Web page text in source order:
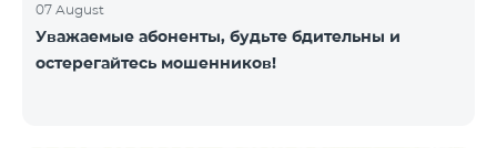
07 August
Уважаемые абоненты, будьте бдительны и
остерегайтесь мошенников!